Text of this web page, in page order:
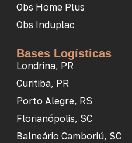
Obs Home Plus
Obs Induplac
Bases Logísticas
Londrina, PR
Curitiba, PR
Porto Alegre, RS
Florianópolis, SC
Balneário Camboriú, SC